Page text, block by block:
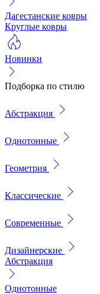
Дагестанские ковры
Круглые ковры
Новинки
Подборка по стилю
Абстракция
Однотонные
Геометрия
Классические
Современные
Дизайнерские
Абстракция
Однотонные